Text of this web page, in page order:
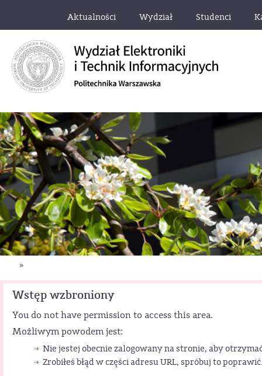
Aktualności Wydział Studenci
»
Wstęp wzbroniony
You do not have permission to access this area.
Możliwym powodem jest:
Nie jestej obecnie zalogowany na stronie, aby
Zrobiłeś błąd w części adresu URL, spróbuj to